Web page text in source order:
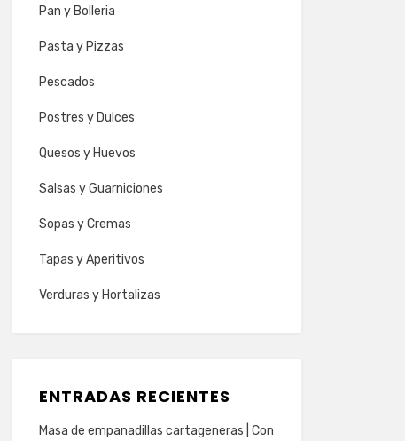
Pan y Bolleria
Pasta y Pizzas
Pescados
Postres y Dulces
Quesos y Huevos
Salsas y Guarniciones
Sopas y Cremas
Tapas y Aperitivos
Verduras y Hortalizas
ENTRADAS RECIENTES
Masa de empanadillas cartageneras | Con